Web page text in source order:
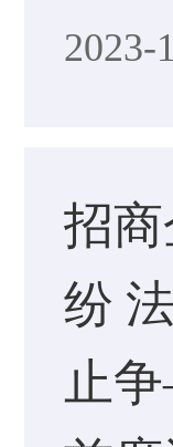
2023-
招商
纷
止